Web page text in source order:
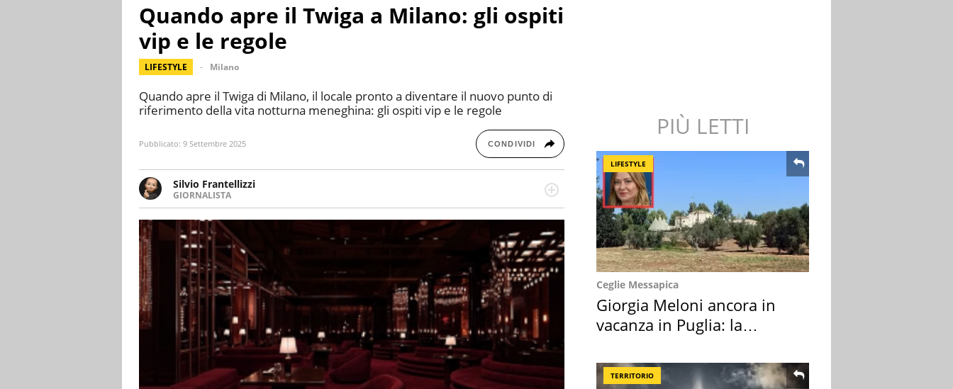
Quando apre il Twiga a Milano: gli ospiti
vip e le regole
LIFESTYLE Milano
Quando apre il Twiga di Milano, il locale pronto a diventare il nuovo punto di
riferimento della vita notturna meneghina: gli ospiti vip e le regole
Pubblicato: 9 Settembre 2025 CONDIVIDI
Silvio Frantellizzi
GIORNALISTA
Giornalista pubblicista. Da oltre dieci anni si occupa di informazione sul web,
scrivendo di sport, attualità, cronaca, motori, spettacolo e videogame.
PIÙ LETTI
LIFESTYLE
Ceglie Messapica
Giorgia Meloni ancora in
vacanza in Puglia: la
TERRITORIO